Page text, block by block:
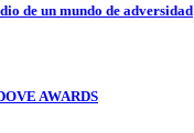
de un mundo de adversidad
AWARDS